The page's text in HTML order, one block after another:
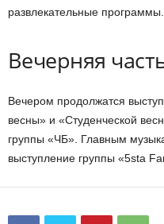
развлекательные программы.
Вечерняя
Вечером продолжатся
весны» и «Студенческой
группы «ЧБ». Главным
выступление группы «5sta